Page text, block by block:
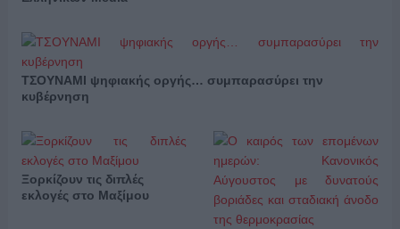
ΤΣΟΥΝΑΜΙ ψηφιακής οργής… συμπαρασύρει την
κυβέρνηση
Ξορκίζουν τις διπλές
εκλογές στο Μαξίμου